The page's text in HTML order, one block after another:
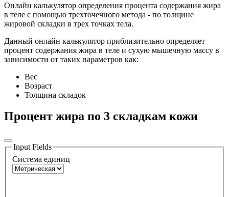
Онлайн калькулятор определения процента содержания жира
в теле с помощью трехточечного метода - по толщине
жировой складки в трех точках тела.
Данный онлайн калькулятор приблизительно определяет
процент содержания жира в теле и сухую мышечную массу в
зависимости от таких параметров как:
Вес
Возраст
Толщина складок
Процент жира по 3 складкам кожи
Input Fields
Система единиц